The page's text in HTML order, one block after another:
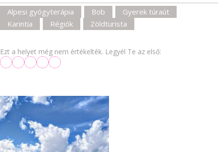
Alpesi gyógyterápia Bob
Gyerek túraút
Karintia
Régiók Zöldturista
Ezt a helyet még nem értékelték. Legyél Te az első: